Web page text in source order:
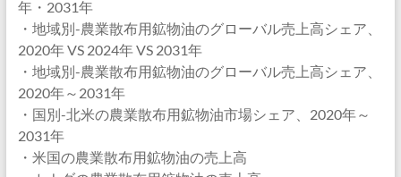
年・2031年
・地域別-農業散布用鉱物油のグローバル売上高シェア、
2020年 VS 2024年 VS 2031年
・地域別-農業散布用鉱物油のグローバル売上高シェア、
2020年～2031年
・国別-北米の農業散布用鉱物油市場シェア、2020年～
2031年
・米国の農業散布用鉱物油の売上高